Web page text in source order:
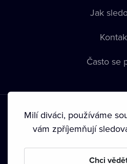
Jak
Často se
Podmínky používání • Ochrana
• Autorská
Milí diváci, používáme
vám zpříjemňují
Chci